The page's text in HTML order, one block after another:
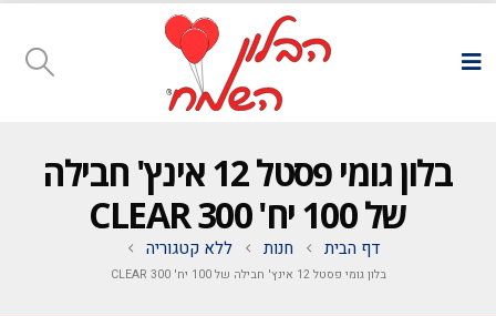
בלון גומי פסטל 12 אינץ' חבילה
של 100 יח' CLEAR 300
דף הבית חנות ללא קטגוריה
בלון גומי פסטל 12 אינץ' חבילה של 100 יח' CLEAR 300